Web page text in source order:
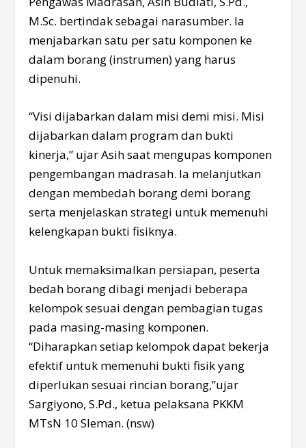
M.Sc. bertindak sebagai narasumber. Ia
menjabarkan satu per satu komponen ke
dalam borang (instrumen) yang harus
dipenuhi.
“Visi dijabarkan dalam misi demi misi. Misi
dijabarkan dalam program dan bukti
kinerja,” ujar Asih saat mengupas komponen
pengembangan madrasah. Ia melanjutkan
dengan membedah borang demi borang
serta menjelaskan strategi untuk memenuhi
kelengkapan bukti fisiknya.
Untuk memaksimalkan persiapan, peserta
bedah borang dibagi menjadi beberapa
kelompok sesuai dengan pembagian tugas
pada masing-masing komponen.
“Diharapkan setiap kelompok dapat bekerja
efektif untuk memenuhi bukti fisik yang
diperlukan sesuai rincian borang,”ujar
Sargiyono, S.Pd., ketua pelaksana PKKM
MTsN 10 Sleman. (nsw)